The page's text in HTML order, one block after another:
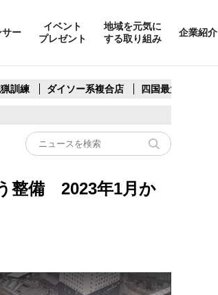
サー
イベント
プレゼント
地域を元気に
する取り組み
企業紹介
訓練 ダイソー系複合店 四国最大スリコ
整備 2023年1月か